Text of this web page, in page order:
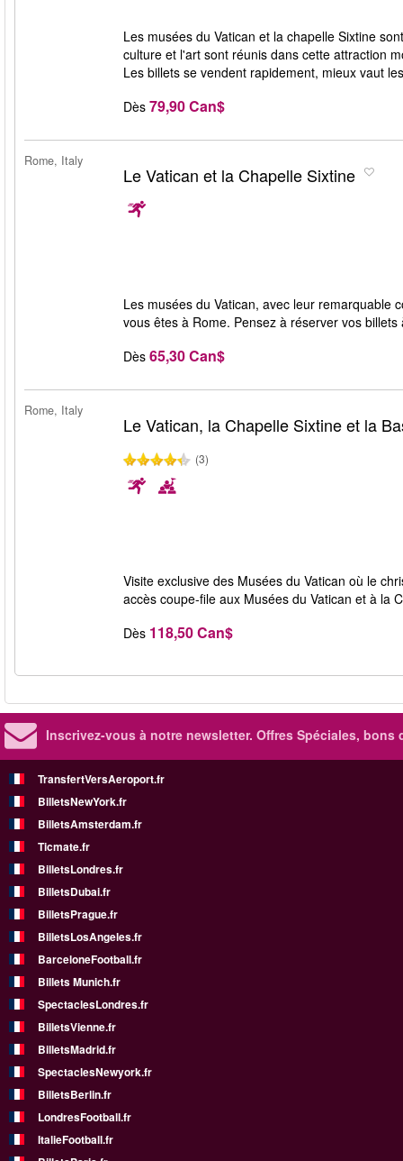
Les musées du Vatican et la chapelle Sixtine
culture et l'art sont réunis dans cette attraction
Les billets se vendent rapidement, mieux vaut
Dès 79,90 Can$
Rome, Italy
Le Vatican et la Chapelle Sixtine
Les musées du Vatican, avec leur
vous êtes à Rome. Pensez à réserver vos
Dès 65,30 Can$
Rome, Italy
Le Vatican, la Chapelle Sixtine et la
(3)
Visite exclusive des Musées du Vatican où le
accès coupe-file aux Musées du Vatican et à la
Dès 118,50 Can$
Inscrivez-vous à notre newsletter. Offres Spéciales, bons
TransfertVersAeroport.fr
BilletsNewYork.fr
BilletsAmsterdam.fr
Ticmate.fr
BilletsLondres.fr
BilletsDubai.fr
BilletsPrague.fr
BilletsLosAngeles.fr
BarceloneFootball.fr
Billets Munich.fr
SpectaclesLondres.fr
BilletsVienne.fr
BilletsMadrid.fr
SpectaclesNewyork.fr
BilletsBerlin.fr
LondresFootball.fr
ItalieFootball.fr